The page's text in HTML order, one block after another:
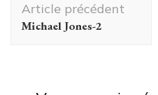
d'article
Article précédent
Michael Jones-2